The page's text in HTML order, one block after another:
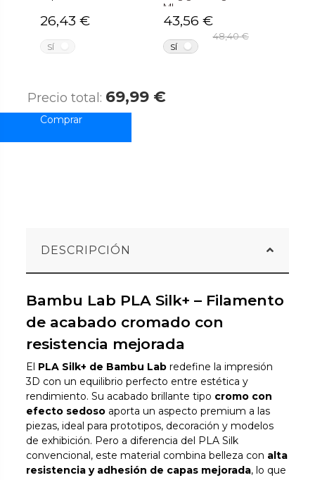
26,43 €
SÍ
ML
43,56 €
48,40 €
SÍ
Precio total: 69,99 €
DESCRIPCIÓN
Bambu Lab PLA Silk+ – Filamento
de acabado cromado con
resistencia mejorada
El PLA Silk+ de Bambu Lab redefine la impresión
3D con un equilibrio perfecto entre estética y
rendimiento. Su acabado brillante tipo cromo con
efecto sedoso aporta un aspecto premium a las
piezas, ideal para prototipos, decoración y modelos
de exhibición. Pero a diferencia del PLA Silk
convencional, este material combina belleza con alta
resistencia y adhesión de capas mejorada, lo que